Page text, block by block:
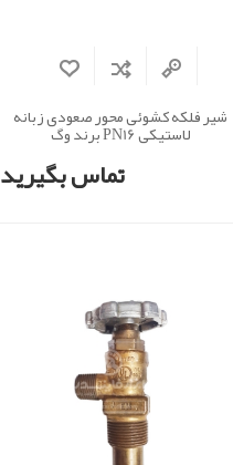
شیر فلکه کشوئی محور صعودی زبانه
لاستیکی PN16 برند وگ
تماس بگیرید